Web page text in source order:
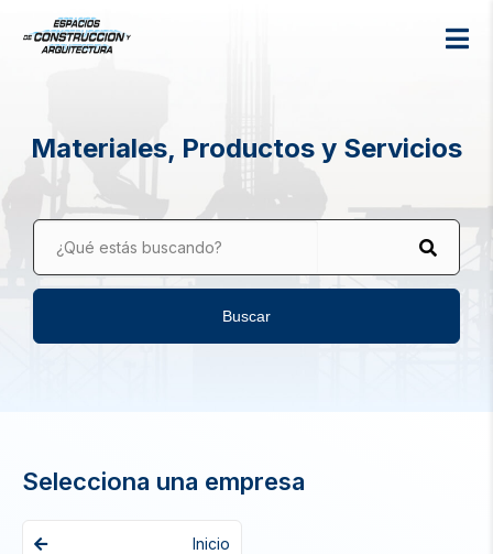
Materiales, Productos y Servicios
¿Qué estás buscando?
Buscar
Selecciona una empresa
Inicio